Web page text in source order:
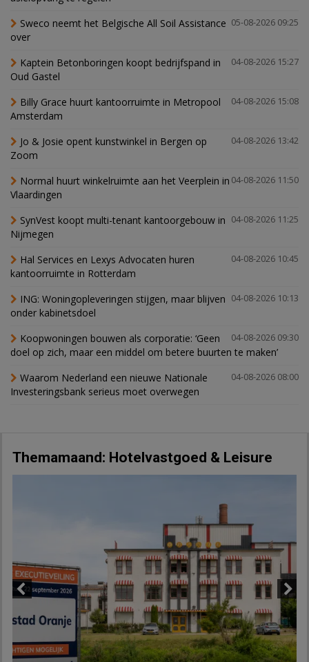
05-08-2026 09:25
Sweco neemt het Belgische All Soil Assistance
over
04-08-2026 15:27
Kaptein Betonboringen koopt bedrijfspand in
Oud Gastel
04-08-2026 15:08
Billy Grace huurt kantoorruimte in Metropool
Amsterdam
04-08-2026 13:42
Jo & Josie opent kunstwinkel in Bergen op
Zoom
04-08-2026 11:50
Normal huurt winkelruimte aan het Veerplein in
Vlaardingen
04-08-2026 11:25
SynVest koopt multi-tenant kantoorgebouw in
Nijmegen
04-08-2026 10:45
Hal Services en Lexys Advocaten huren
kantoorruimte in Rotterdam
04-08-2026 10:13
ING: Woningopleveringen stijgen, maar blijven
onder kabinetsdoel
04-08-2026 09:30
Koopwoningen bouwen als corporatie: ‘Geen
doel op zich, maar een middel om betere buurten te maken’
04-08-2026 08:00
Waarom Nederland een nieuwe Nationale
Investeringsbank serieus moet overwegen
Themamaand: Hotelvastgoed & Leisure
Next